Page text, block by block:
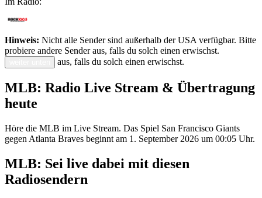
Hinweis: Nicht alle Sender sind außerhalb der USA verfügbar. Bitte
probiere andere Sender aus, falls du solch einen erwischst.
aus, falls du solch einen erwischst.
MLB: Radio Live Stream & Übertragung
heute
Höre die MLB im Live Stream. Das Spiel San Francisco Giants
gegen Atlanta Braves beginnt am 1. September 2026 um 00:05 Uhr.
MLB: Sei live dabei mit diesen
Radiosendern